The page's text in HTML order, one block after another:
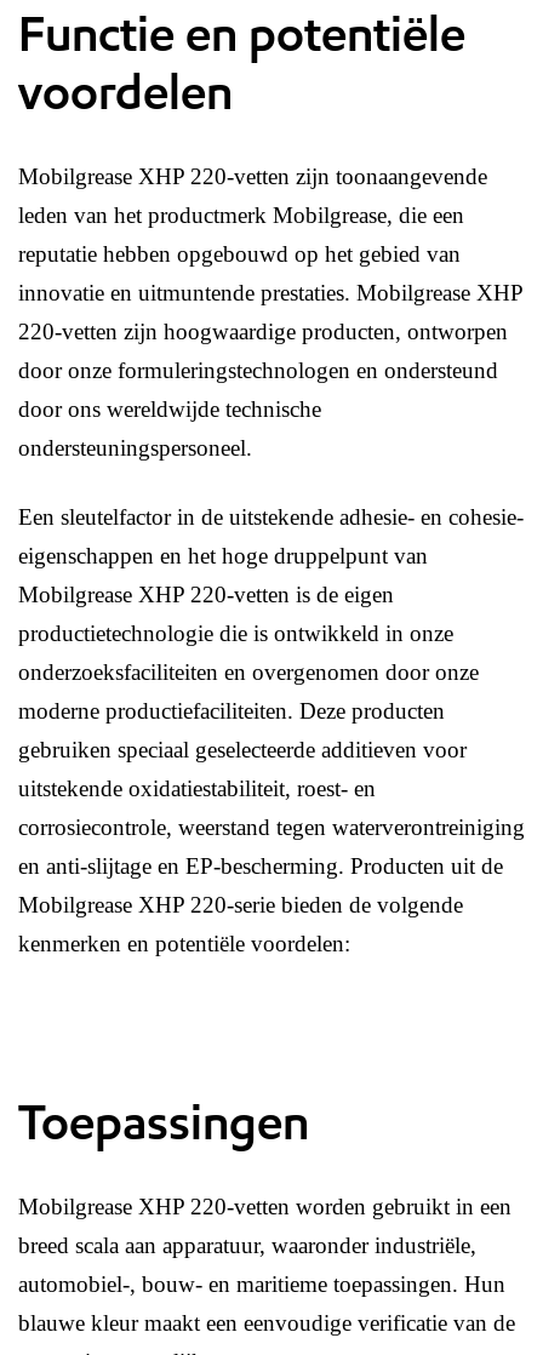
Functie en potentiële
voordelen
Mobilgrease XHP 220-vetten zijn toonaangevende
leden van het productmerk Mobilgrease, die een
reputatie hebben opgebouwd op het gebied van
innovatie en uitmuntende prestaties. Mobilgrease XHP
220-vetten zijn hoogwaardige producten, ontworpen
door onze formuleringstechnologen en ondersteund
door ons wereldwijde technische
ondersteuningspersoneel.
Een sleutelfactor in de uitstekende adhesie- en cohesie-
eigenschappen en het hoge druppelpunt van
Mobilgrease XHP 220-vetten is de eigen
productietechnologie die is ontwikkeld in onze
onderzoeksfaciliteiten en overgenomen door onze
moderne productiefaciliteiten. Deze producten
gebruiken speciaal geselecteerde additieven voor
uitstekende oxidatiestabiliteit, roest- en
corrosiecontrole, weerstand tegen waterverontreiniging
en anti-slijtage en EP-bescherming. Producten uit de
Mobilgrease XHP 220-serie bieden de volgende
kenmerken en potentiële voordelen:
Toepassingen
Mobilgrease XHP 220-vetten worden gebruikt in een
breed scala aan apparatuur, waaronder industriële,
automobiel-, bouw- en maritieme toepassingen. Hun
blauwe kleur maakt een eenvoudige verificatie van de